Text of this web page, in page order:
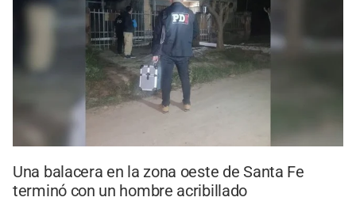
Una balacera en la zona oeste de Santa Fe
terminó con un hombre acribillado